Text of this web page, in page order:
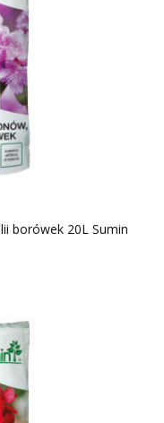
borówek 20L Sumin